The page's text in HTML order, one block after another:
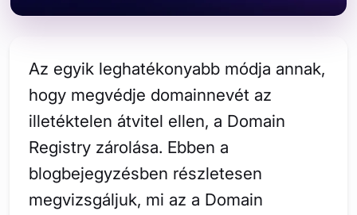
Az egyik leghatékonyabb módja annak,
hogy megvédje domainnevét az
illetéktelen átvitel ellen, a Domain
Registry zárolása. Ebben a
blogbejegyzésben részletesen
megvizsgáljuk, mi az a Domain